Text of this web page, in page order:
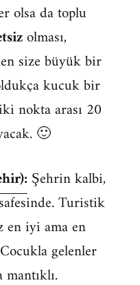
olsa da toplu
olması,
size büyük bir
kucuk bir
nokta arası 20
🙂
Şehrin kalbi,
Turistik
en iyi ama en
gelenler